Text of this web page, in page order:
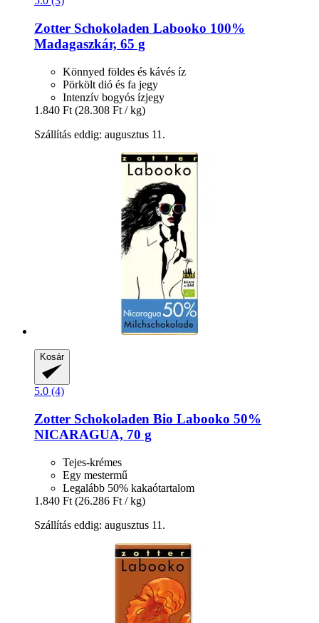
Zotter Schokoladen Labooko 100%
Madagaszkár, 65 g
Könnyed földes és kávés íz
Pörkölt dió és fa jegy
Intenzív bogyós ízjegy
1.840 Ft (28.308 Ft / kg)
Szállítás eddig: augusztus 11.
Kosár
5.0 (4)
Zotter Schokoladen Bio Labooko 50%
NICARAGUA, 70 g
Tejes-krémes
Egy mestermű
Legalább 50% kakaótartalom
1.840 Ft (26.286 Ft / kg)
Szállítás eddig: augusztus 11.